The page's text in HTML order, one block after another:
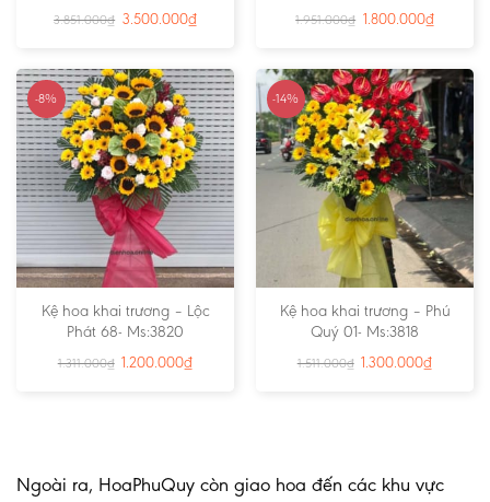
3.851.000₫ 3.500.000₫ 1.951.000₫ 1.800.000₫
-8%
Kệ hoa khai trương – Lộc
Phát 68- Ms:3820
1.311.000₫ 1.200.000₫
-14%
Kệ hoa khai trương – Phú
Quý 01- Ms:3818
1.511.000₫ 1.300.000₫
Ngoài ra, HoaPhuQuy còn giao hoa đến các khu vực